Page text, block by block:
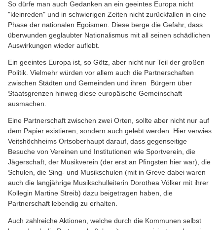
So dürfe man auch Gedanken an ein geeintes Europa nicht
"kleinreden" und in schwierigen Zeiten nicht zurückfallen in eine
Phase der nationalen Egoismen. Diese berge die Gefahr, dass
überwunden geglaubter Nationalismus mit all seinen schädlichen
Auswirkungen wieder auflebt.
Ein geeintes Europa ist, so Götz, aber nicht nur Teil der großen
Politik. Vielmehr würden vor allem auch die Partnerschaften
zwischen Städten und Gemeinden und ihren Bürgern über
Staatsgrenzen hinweg diese europäische Gemeinschaft
ausmachen.
Eine Partnerschaft zwischen zwei Orten, sollte aber nicht nur auf
dem Papier existieren, sondern auch gelebt werden. Hier verwies
Veitshöchheims Ortsoberhaupt darauf, dass gegenseitige
Besuche von Vereinen und Institutionen wie Sportverein, die
Jägerschaft, der Musikverein (der erst an Pfingsten hier war), die
Schulen, die Sing- und Musikschulen (mit in Greve dabei waren
auch die langjährige Musikschulleiterin Dorothea Völker mit ihrer
Kollegin Martine Streib) dazu beigetragen haben, die
Partnerschaft lebendig zu erhalten.
Auch zahlreiche Aktionen, welche durch die Kommunen selbst